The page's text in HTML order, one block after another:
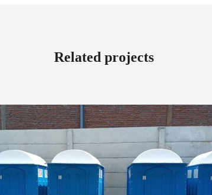
Related projects